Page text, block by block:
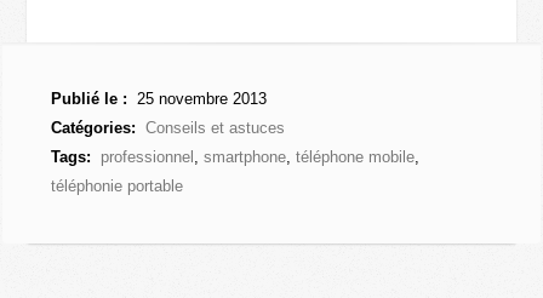
Publié le :
25 novembre 2013
Catégories:
Conseils et astuces
Tags:
professionnel ,smartphone ,téléphone mobile
téléphonie portable